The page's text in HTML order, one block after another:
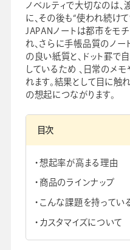
手帳資料一覧
お知らせ
コラム
関連
会社情報 グループ会社 プライバシ
採用情報
ノベルティで大切なのは
に、その後も“使われ続け
JAPANノートは都市をモ
れ、さらに手帳品質のノ
の良い紙質と、ドット罫で
しているため 、日常のメ
れます。結果として目に触
の想起につながります。
目次
想起率が高まる理由
商品のラインナップ
こんな課題を持ってい
カスタマイズについて